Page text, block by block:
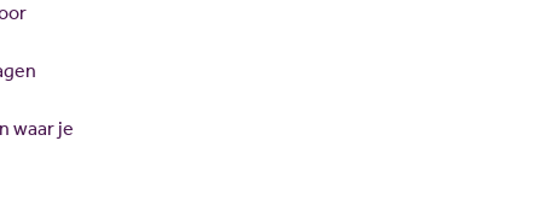
waar je